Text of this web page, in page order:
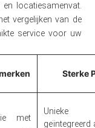
locatiesamenvat.
vergelijken van de
service voor uw
Sterke
met
geïntegreerd